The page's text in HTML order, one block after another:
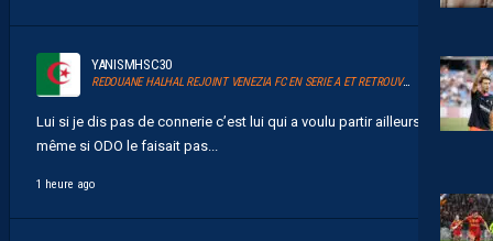
YANISMHSC30
REDOUANE HALHAL REJOINT VENEZIA FC EN SERIE A ET RETROUVERA AKOR ADAMS
Lui si je dis pas de connerie c’est lui qui a voulu partir ailleurs
même si ODO le faisait pas...
1 heure ago